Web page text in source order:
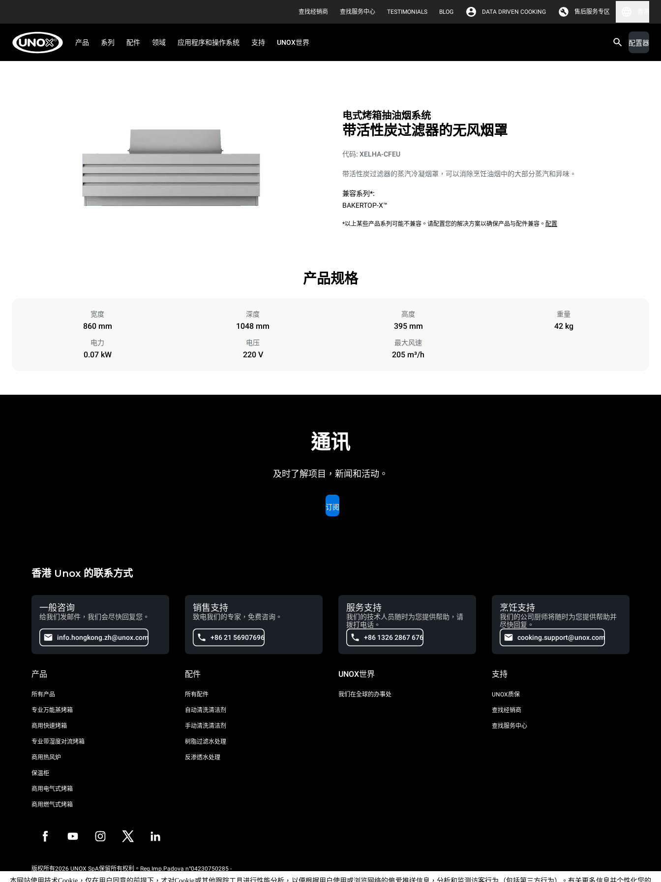
查找经销商 查找服务中心 TESTIMONIALS BLOG DATA DRIVEN COOKING 售后服务专区
产品 系列 配件 领域 应用程序和操作系统 支持 UNOX世界 配置器
电式烤箱抽油烟系统
带活性炭过滤器的无风烟罩
代码: XELHA-CFEU
带活性炭过滤器的蒸汽冷凝烟罩，可以消除烹饪油烟中的大部分蒸汽和异味。
兼容系列*:
BAKERTOP-X™
*以上某些产品系列可能不兼容。请配置您的解决方案以确保产品与配件兼容。 配置
产品规格
宽度
860 mm
深度
1048 mm
高度
395 mm
重量
42 kg
电力
0.07 kW
电压
220 V
最大风速
205 m³/h
通讯
及时了解项目，新闻和活动。
订阅
香港 Unox 的联系方式
一般咨询
给我们发邮件，我们会尽快回复您。
info.hongkong.zh@unox.com
销售支持
致电我们的专家，免费咨询。
+86 21 56907696
服务支持
我们的技术人员随时为您提供帮助，请
拨打电话。
+86 1326 2867 676
烹饪支持
我们的公司厨师将随时为您提供帮助并
尽快回复。
cooking.support@unox.com
产品
所有产品
专业万能蒸烤箱
商用快速烤箱
专业带湿度对流烤箱
商用热风炉
保温柜
商用电气式烤箱
商用燃气式烤箱
配件
所有配件
自动清洗清洁剂
手动清洗清洁剂
树脂过滤水处理
反渗透水处理
UNOX世界
我们在全球的办事处
支持
UNOX质保
查找经销商
查找服务中心
版权所有2026 UNOX SpA保留所有权利。Reg.Imp.Padova n°04230750285 -